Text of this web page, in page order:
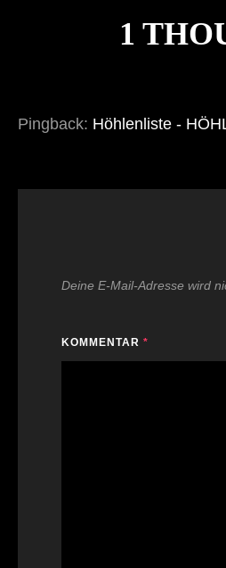
1
Pingback: Höhlenliste -
Deine E-Mail-Adresse wird
KOMMENTAR *